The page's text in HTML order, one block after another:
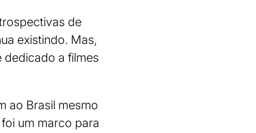
de
existindo. Mas,
dedicado a filmes
ao Brasil mesmo
um marco para